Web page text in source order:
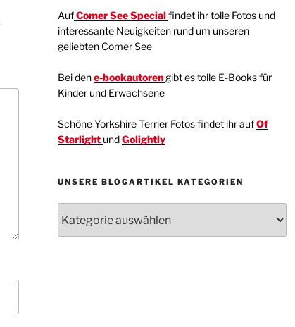
AufComer See Specialfindet ihr tolle Fotos und
interessante Neuigkeiten rund um unseren
geliebten Comer See
Bei den e-bookautoren gibt es tolle E-Books für
Kinder und Erwachsene
Schöne Yorkshire Terrier Fotos findet ihr aufOf
Starlight undGolightly
UNSERE BLOGARTIKEL KATEGORIEN
Blogartikel
Kategorien